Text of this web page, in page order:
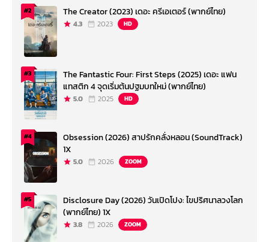
#2 The Creator (2023) เดอะ ครีเอเตอร์ (พากย์ไทย)
4.3 2023 HD
#3
The Fantastic Four: First Steps (2025) เดอะ แฟน
แทสติก 4 จุดเริ่มต้นปฐมบทใหม่ (พากย์ไทย)
5.0 2025 HD
#4
Obsession (2026) สาปรักคลั่งหลอน (SoundTrack)
1X
5.0 2026 ZOOM
#5
Disclosure Day (2026) วันเปิดโปง: ไขปริศนาลวงโลก
(พากย์ไทย) 1X
3.8 2026 ZOOM